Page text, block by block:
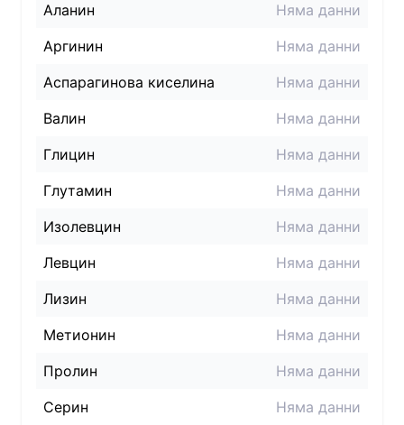
Аланин
Няма данни
Аргинин
Няма данни
Аспарагинова киселина
Няма данни
Валин
Няма данни
Глицин
Няма данни
Глутамин
Няма данни
Изолевцин
Няма данни
Левцин
Няма данни
Лизин
Няма данни
Метионин
Няма данни
Пролин
Няма данни
Серин
Няма данни